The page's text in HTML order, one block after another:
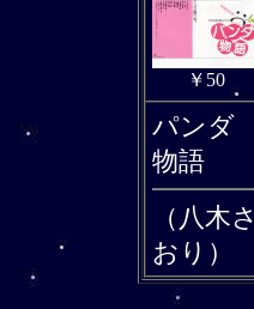
￥50
パンダ
物語
（八木さ
おり）